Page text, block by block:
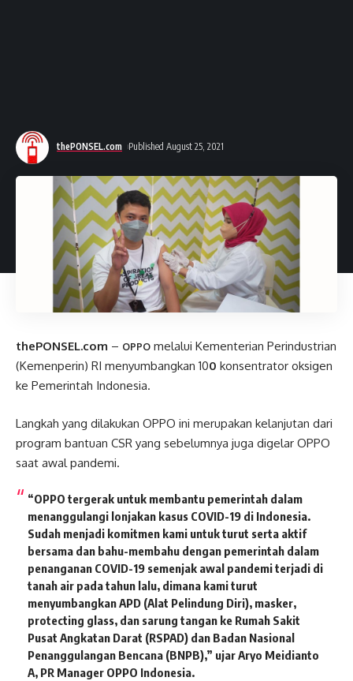
thePONSEL.com Published August 25, 2021
thePONSEL.com – OPPO melalui Kementerian Perindustrian
(Kemenperin) RI menyumbangkan 100 konsentrator oksigen
ke Pemerintah Indonesia.
Langkah yang dilakukan OPPO ini merupakan kelanjutan dari
program bantuan CSR yang sebelumnya juga digelar OPPO
saat awal pandemi.
“OPPO tergerak untuk membantu pemerintah dalam
menanggulangi lonjakan kasus COVID-19 di Indonesia.
Sudah menjadi komitmen kami untuk turut serta aktif
bersama dan bahu-membahu dengan pemerintah dalam
penanganan COVID-19 semenjak awal pandemi terjadi di
tanah air pada tahun lalu, dimana kami turut
menyumbangkan APD (Alat Pelindung Diri), masker,
protecting glass, dan sarung tangan ke Rumah Sakit
Pusat Angkatan Darat (RSPAD) dan Badan Nasional
Penanggulangan Bencana (BNPB),” ujar Aryo Meidianto
A, PR Manager OPPO Indonesia.